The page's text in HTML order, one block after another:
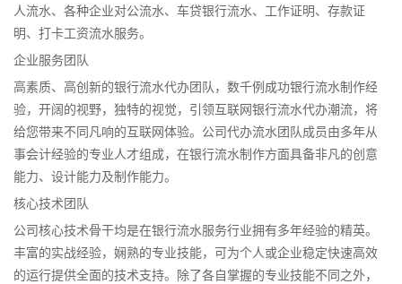
人流水、各种企业对公流水、车贷银行流水、工作证明、存款证
明、打卡工资流水服务。
企业服务团队
高素质、高创新的银行流水代办团队，数千例成功银行流水制作经
验，开阔的视野，独特的视觉，引领互联网银行流水代办潮流，将
给您带来不同凡响的互联网体验。公司代办流水团队成员由多年从
事会计经验的专业人才组成，在银行流水制作方面具备非凡的创意
能力、设计能力及制作能力。
核心技术团队
公司核心技术骨干均是在银行流水服务行业拥有多年经验的精英。
丰富的实战经验，娴熟的专业技能，可为个人或企业稳定快速高效
的运行提供全面的技术支持。除了各自掌握的专业技能不同之外，